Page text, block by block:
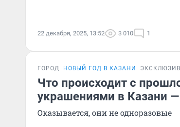
22 декабря, 2025, 13:52 3 010 1
ГОРОД НОВЫЙ ГОД В КАЗАНИ ЭКСКЛЮЗИВ
Что происходит с
украшениями в Казани —
Оказывается, они не одноразовые